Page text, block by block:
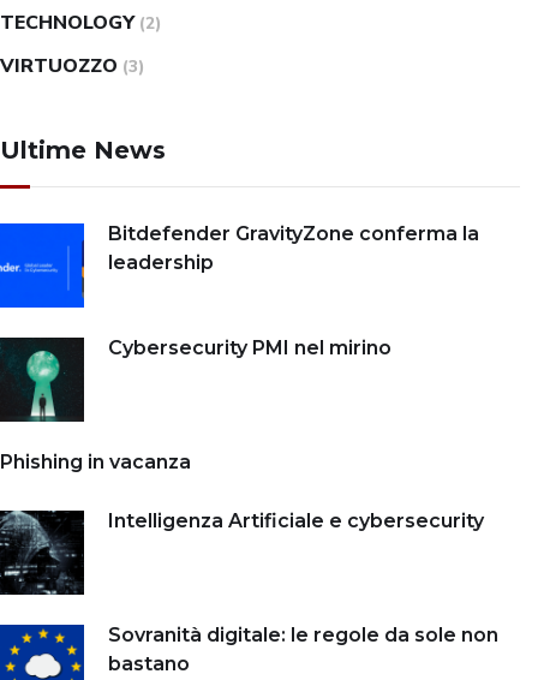
TECHNOLOGY (2)
VIRTUOZZO (3)
Ultime News
Bitdefender GravityZone conferma la
leadership
Cybersecurity PMI nel mirino
Phishing in vacanza
Intelligenza Artificiale e cybersecurity
Sovranità digitale: le regole da sole non
bastano